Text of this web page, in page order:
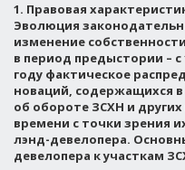
1. Правовая
Эволюция
изменение
в период предыстории – с
году фактическое
новаций, содержащихся
об обороте ЗСХН и
времени с точки зрения
лэнд-девелопера.
девелопера к участкам